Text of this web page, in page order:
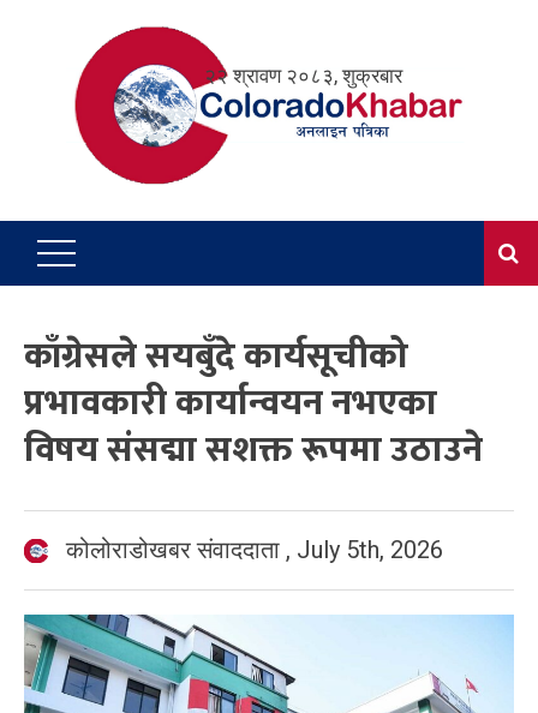
२२ श्रावण २०८३, शुक्रबार
काँग्रेसले सयबुँदे कार्यसूचीको
प्रभावकारी कार्यान्वयन नभएका
विषय संसद्मा सशक्त रूपमा उठाउने
कोलोराडोखबर संवाददाता , July 5th, 2026